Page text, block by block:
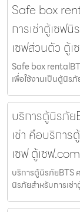
Safe box
การเช่าตู้เซฟ
เซฟส่วนตัว ตู้
Safe box
เพื่อใช้งานเป็นตู้นิร
บริการตู้นิรภัย
เช่า คือบริการ
เซฟ ตู้เซฟ.com
บริการตู้นิรภัยBTS
นิรภัยสำหรับการเช่